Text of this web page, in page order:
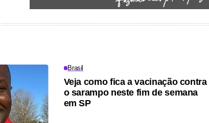
Brasil
Veja como fica a vacinação contra
o sarampo neste fim de semana
em SP